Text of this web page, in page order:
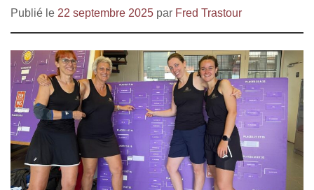
Publié le 22 septembre 2025 par Fred Trastour